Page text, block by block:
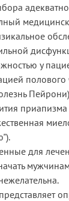
у
полового
для